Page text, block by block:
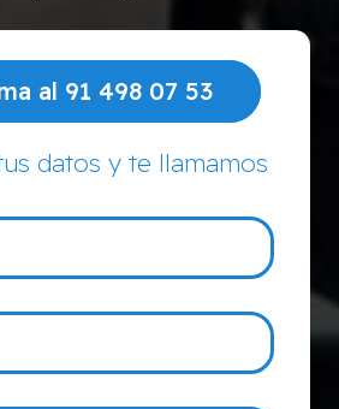
al 91 498 07 53
datos y te llamamos